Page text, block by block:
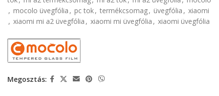
, mocolo üvegfólia , pc tok, termékcsomag, üvegfólia , xiaomi
, xiaomi mi a2 üvegfólia , xiaomi mi üvegfólia , xiaomi üvegfólia
Megosztás: